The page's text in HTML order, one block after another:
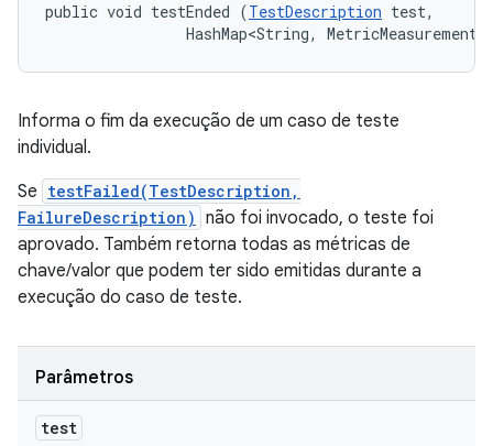
public void testEnded (TestDescription test,
HashMap<String,
Informa o fim da execução de um caso de teste
individual.
Se testFailed(TestDescription,
FailureDescription) não foi invocado, o teste foi
aprovado. Também retorna todas as métricas de
chave/valor que podem ter sido emitidas durante a
execução do caso de teste.
Parâmetros
test